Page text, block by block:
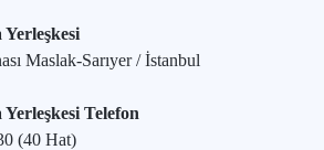
Maslak-Sarıyer / İstanbul
Telefon
(40 Hat)